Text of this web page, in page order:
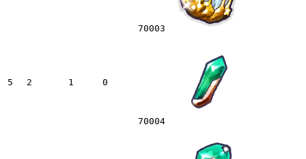
70003
5 2 1 0
70004